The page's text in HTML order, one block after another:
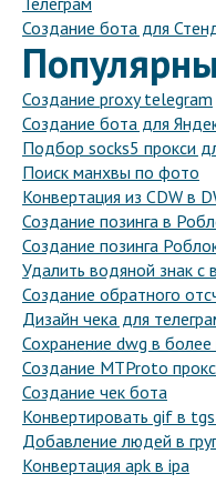
Создание бота для
Создание proxy telegram
Создание бота для
Подбор socks5 прокси
Поиск манхвы по фото
Конвертация из CDW в
Создание позинга в
Создание позинга
Удалить водяной знак с
Создание обратного
Дизайн чека для
Сохранение dwg в
Создание MTProto
Создание чек бота
Конвертировать gif в
Добавление людей в
Конвертация apk в ipa